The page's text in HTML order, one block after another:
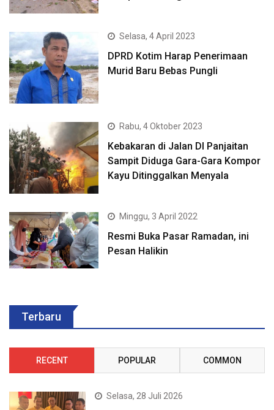
Selasa, 4 April 2023
DPRD Kotim Harap Penerimaan
Murid Baru Bebas Pungli
Rabu, 4 Oktober 2023
Kebakaran di Jalan DI Panjaitan
Sampit Diduga Gara-Gara Kompor
Kayu Ditinggalkan Menyala
Minggu, 3 April 2022
Resmi Buka Pasar Ramadan, ini
Pesan Halikin
Terbaru
RECENT POPULAR COMMON
Selasa, 28 Juli 2026